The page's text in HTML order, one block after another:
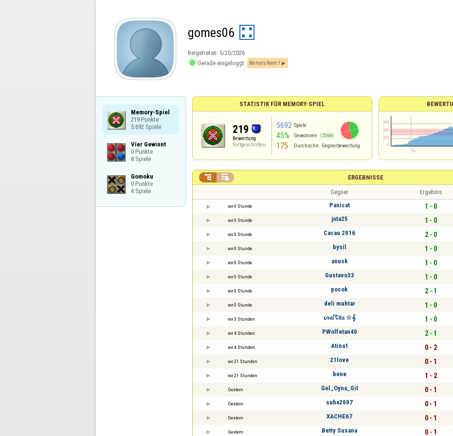
gomes06
Beigetreten: 5/20/2026
 Gerade eingeloggt Memory Room 1
Memory-Spiel
219 Punkte
5.692 Spiele
Vier Gewinnt
0 Punkte
8 Spiele
Gomoku
0 Punkte
4 Spiele
STATISTIK FÜR MEMORY-SPIEL
219
Bewertung
Fortgeschritten
5692 Spiele
45% Gewonnen (2564)
175 Durchschn. Gegnerbewertung
ERGEBNISSE
 
Gegner Ergebnis
vor 0 Stunde Panicat 1 - 0
vor 0 Stunde jota25 1 - 0
vor 0 Stunde Cacau 2016 2 - 0
vor 0 Stunde bysil 1 - 0
vor 0 Stunde anusk 1 - 0
vor 0 Stunde Gustavo33 1 - 0
vor 0 Stunde pocok 2 - 1
vor 0 Stunde deli muhtar 1 - 0
vor 3 Stunden ᔕ𝔞☈𝔦𝔱𝔞 ☆𝄞 1 - 0
vor 4 Stunden PWolfetan40 2 - 1
vor 4 Stunden Atina1 0 - 2
vor 21 Stunden 21love 0 - 1
vor 21 Stunden bene 1 - 2
Gestern Gel_Oyna_Git 0 - 1
Gestern suha2007 0 - 1
Gestern XACHE67 0 - 1
Gestern Betty Susana 0 - 1